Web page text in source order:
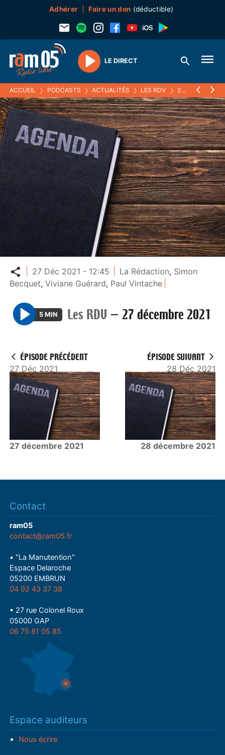
Adhérer Faire un don (déductible)
Play
LE DIRECT
ACCUEIL ❯ PODCASTS ❯ ACTUALITÉS ❯ LES RDV ❯ 27 DÉCEMBRE 2021
Partager
27 Déc 2021 - 12:45 La Rédaction, Simon
Becquet,Viviane Guérard, Paul Vintache
P
y
5 MIN Les RDV — 27 décembre 2021
ÉPISODE PRÉCÉDENT
27 Déc 2021
27 décembre 2021
ÉPISODE SUIVANT
28 Déc 2021
28 décembre 2021
Contact
ram05
contact@ram05.fr
• "La Manutention"
Espace Delaroche
05200 EMBRUN
04 92 43 37 38
• 27 rue Colonel Roux
05000 GAP
06 75 81 05 85
Espace auditeurs
Nous écrire